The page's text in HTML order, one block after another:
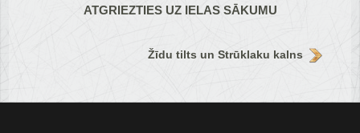
ATGRIEZTIES UZ IELAS SĀKUMU
Žīdu tilts un Strūklaku kalns